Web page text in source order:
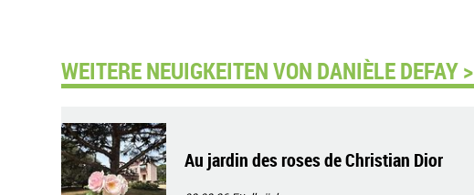
WEITERE NEUIGKEITEN VON DANIÈLE DEFAY >
Au jardin des roses de Christian Dior